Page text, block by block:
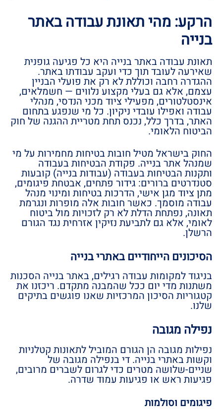
הרקע: מהי תאונת עבודה באתר
בנייה
תאונת עבודה באתר בנייה היא כל פגיעה גופנית
שאירעה לעובד תוך כדי ועקב עבודתו באתר.
ההגדרה רחבה וכוללת לא רק את פועלי הבניין
עצמם, אלא גם בעלי מקצוע נלווים — חשמלאים,
אינסטלטורים, מפעילי ציוד מכני הנדסי, מנהלי
עבודה ואפילו עובדי ניקיון. כל מי שנפגע בתחום
האתר, בדרך כלל, נכנס תחת מטריית ההגנה של חוק
הביטוח הלאומי.
החוק בישראל מטיל חובות בטיחות מחמירות על מי
שמנהל אתר בנייה. פקודת הבטיחות בעבודה
ותקנות הבטיחות בעבודה (עבודות בנייה) קובעות
סטנדרטים ברורים: גידור פתחים, אבטחת פיגומים,
מתן ציוד מגן אישי, הדרכות בטיחות ומינוי מנהל
עבודה מוסמך. כאשר חובות אלה מופרות ונגרמת
תאונה, נפתחת הדלת לא רק לזכויות מול ביטוח
לאומי, אלא גם לתביעת נזיקין אזרחית נגד הגורם
הרשלן.
הסיכונים הייחודיים באתרי בנייה
בניגוד למקומות עבודה רגילים, באתר בנייה הסכנות
משתנות מדי יום ככל שהמבנה מתקדם. ריכזנו את
קטגוריות הסיכון המרכזיות שאנו פוגשים בתיקים
שלנו.
נפילה מגובה
נפילות מגובה הן הגורם המוביל לתאונות קטלניות
וקשות באתרי בנייה. די בנפילה מגובה של
שניים-שלושה מטרים כדי לגרום לשברים מרובים,
פגיעות ראש או פגיעות עמוד שדרה.
פיגומים וסולמות